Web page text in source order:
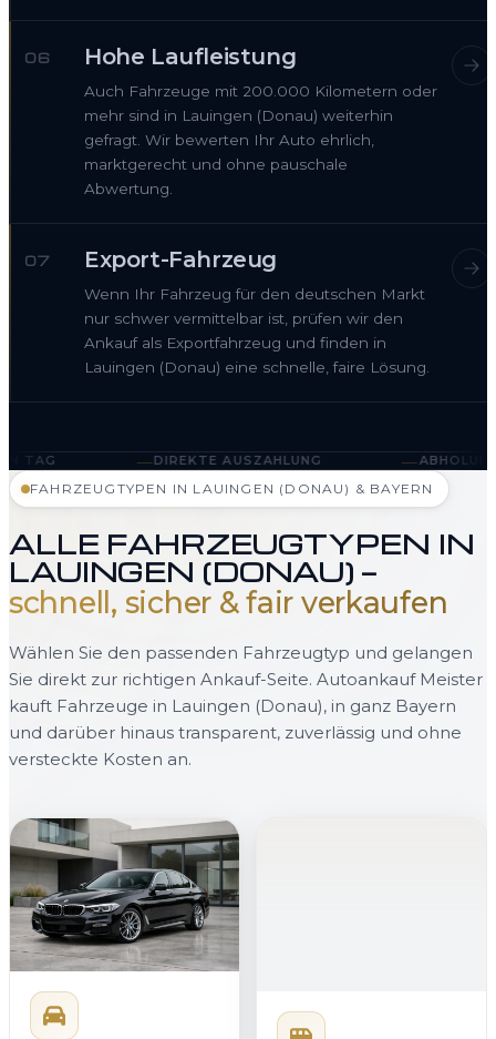
06 Hohe Laufleistung
Auch Fahrzeuge mit 200.000 Kilometern oder
mehr sind in Lauingen (Donau) weiterhin
gefragt. Wir bewerten Ihr Auto ehrlich,
marktgerecht und ohne pauschale
Abwertung.
07 Export-Fahrzeug
Wenn Ihr Fahrzeug für den deutschen Markt
nur schwer vermittelbar ist, prüfen wir den
Ankauf als Exportfahrzeug und finden in
Lauingen (Donau) eine schnelle, faire Lösung.
DIREKTE AUSZAHLUNG —ABHOLUNG IN LAUINGEN
FAHRZEUGTYPEN IN LAUINGEN (DONAU) & BAYERN
ALLE FAHRZEUGTYPEN IN
LAUINGEN (DONAU) —
schnell, sicher & fair verkaufen
Wählen Sie den passenden Fahrzeugtyp und gelangen
Sie direkt zur richtigen Ankauf-Seite. Autoankauf Meister
kauft Fahrzeuge in Lauingen (Donau), in ganz Bayern
und darüber hinaus transparent, zuverlässig und ohne
versteckte Kosten an.